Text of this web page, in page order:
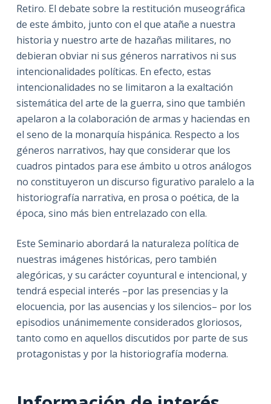
Retiro. El debate sobre la restitución museográfica
de este ámbito, junto con el que atañe a nuestra
historia y nuestro arte de hazañas militares, no
debieran obviar ni sus géneros narrativos ni sus
intencionalidades políticas. En efecto, estas
intencionalidades no se limitaron a la exaltación
sistemática del arte de la guerra, sino que también
apelaron a la colaboración de armas y haciendas en
el seno de la monarquía hispánica. Respecto a los
géneros narrativos, hay que considerar que los
cuadros pintados para ese ámbito u otros análogos
no constituyeron un discurso figurativo paralelo a la
historiografía narrativa, en prosa o poética, de la
época, sino más bien entrelazado con ella.
Este Seminario abordará la naturaleza política de
nuestras imágenes históricas, pero también
alegóricas, y su carácter coyuntural e intencional, y
tendrá especial interés –por las presencias y la
elocuencia, por las ausencias y los silencios– por los
episodios unánimemente considerados gloriosos,
tanto como en aquellos discutidos por parte de sus
protagonistas y por la historiografía moderna.